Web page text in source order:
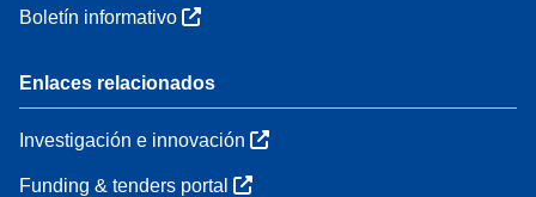
Boletín informativo
Enlaces relacionados
Investigación e innovación
Funding & tenders portal